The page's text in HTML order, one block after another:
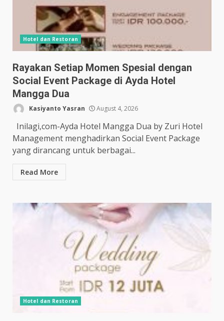
Hotel dan Restoran
Rayakan Setiap Momen Spesial dengan
Social Event Package di Ayda Hotel
Mangga Dua
Kasiyanto Yasran August 4, 2026
Inilagi,com-Ayda Hotel Mangga Dua by Zuri Hotel
Management menghadirkan Social Event Package
yang dirancang untuk berbagai...
Read More
Hotel dan Restoran